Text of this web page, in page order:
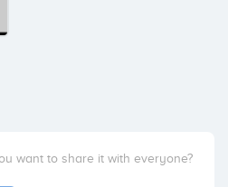
want to share it with everyone?